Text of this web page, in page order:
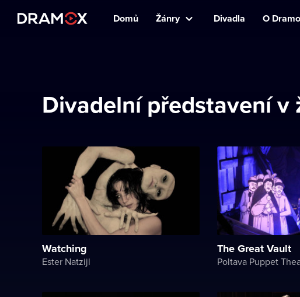
Domů Žánry Divadla O
Divadelní představení
Watching
Ester Natzijl
The Great Vault
Poltava Puppet